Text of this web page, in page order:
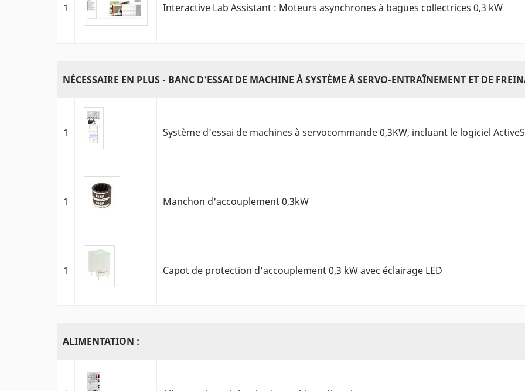
1 Interactive Lab Assistant : Moteurs asynchrones à bagues collectrices 0,3 kW
NÉCESSAIRE EN PLUS - BANC D'ESSAI DE MACHINE À SYSTÈME À SERVO-ENTRAÎNEMENT ET DE
1 Système d’essai de machines à servocommande 0,3KW, incluant le logiciel
1 Manchon d'accouplement 0,3kW
1 Capot de protection d’accouplement 0,3 kW avec éclairage LED
ALIMENTATION :